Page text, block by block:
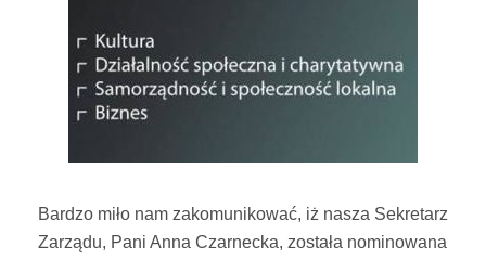
Bardzo miło nam zakomunikować, iż nasza Sekretarz
Zarządu, Pani Anna Czarnecka, została nominowana